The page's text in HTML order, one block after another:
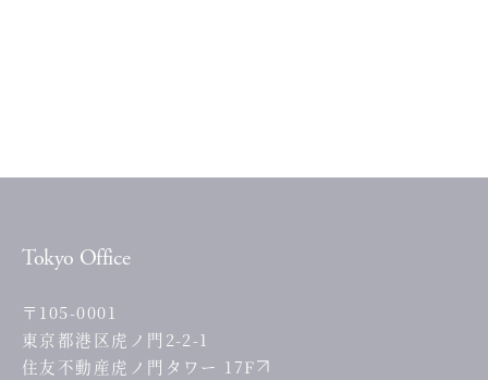
Tokyo Office
〒105-0001
東京都港区虎ノ門2-2-1
住友不動産虎ノ門タワー 17F